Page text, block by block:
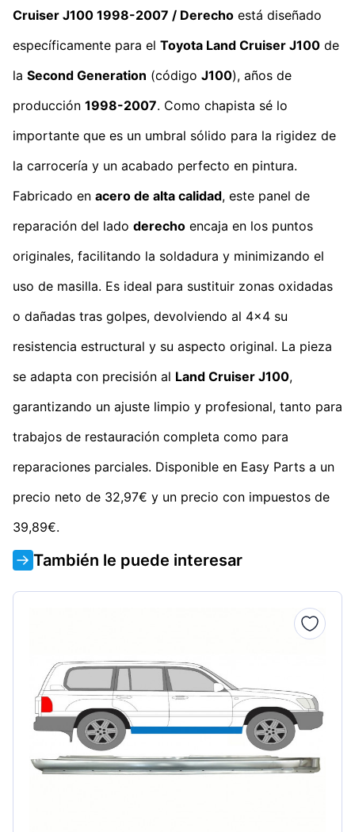
Cruiser J100 1998-2007 / Derecho está diseñado
específicamente para el Toyota Land Cruiser J100 de
la Second Generation (código J100), años de
producción 1998-2007. Como chapista sé lo
importante que es un umbral sólido para la rigidez de
la carrocería y un acabado perfecto en pintura.
Fabricado en acero de alta calidad, este panel de
reparación del lado derecho encaja en los puntos
originales, facilitando la soldadura y minimizando el
uso de masilla. Es ideal para sustituir zonas oxidadas
o dañadas tras golpes, devolviendo al 4x4 su
resistencia estructural y su aspecto original. La pieza
se adapta con precisión al Land Cruiser J100,
garantizando un ajuste limpio y profesional, tanto para
trabajos de restauración completa como para
reparaciones parciales. Disponible en Easy Parts a un
precio neto de 32,97€ y un precio con impuestos de
39,89€.
También le puede interesar